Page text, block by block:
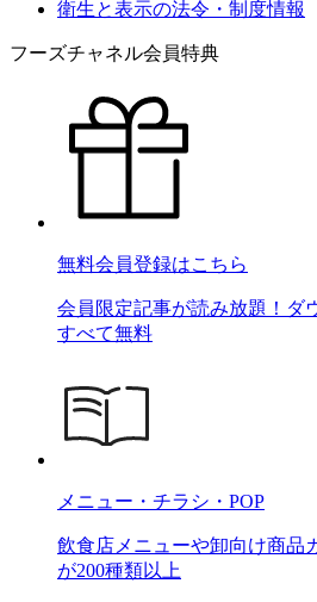
衛生と表示の法令・制度情報
フーズチャネル会員特典
無料会員登録はこちら
会員限定記事が読み放題！ダ
すべて無料
メニュー・チラシ・POP
飲食店メニューや卸向け商品
が200種類以上